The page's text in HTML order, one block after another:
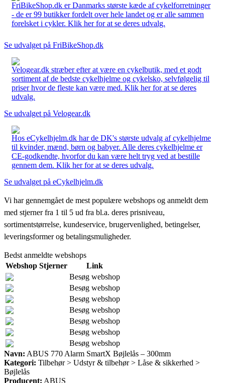
FriBikeShop.dk er Danmarks største kæde af cykelforretninger
- de er 99 butikker fordelt over hele landet og er alle sammen
forelsket i cykler. Klik her for at se deres udvalg.
Se udvalget på FriBikeShop.dk
Velogear.dk stræber efter at være en cykelbutik, med et godt
sortiment af de bedste cykelhjelme og cykelsko, selvfølgelig til
priser hvor de fleste kan være med. Klik her for at se deres
udvalg.
Se udvalget på Velogear.dk
Hos eCykelhjelm.dk har de DK's største udvalg af cykelhjelme
til kvinder, mænd, børn og babyer. Alle deres cykelhjelme er
CE-godkendte, hvorfor du kan være helt tryg ved at bestille
gennem dem. Klik her for at se deres udvalg.
Se udvalget på eCykelhjelm.dk
Vi har gennemgået de mest populære webshops og anmeldt dem
med stjerner fra 1 til 5 ud fra bl.a. deres prisniveau,
sortimentstørrelse, kundeservice, brugervenlighed, betingelser,
leveringsformer og betalingsmuligheder.
Bedst anmeldte webshops
Webshop Stjerner
Link
Besøg webshop
Besøg webshop
Besøg webshop
Besøg webshop
Besøg webshop
Besøg webshop
Besøg webshop
Navn: ABUS 770 Alarm SmartX Bøjlelås – 300mm
Kategori: Tilbehør > Udstyr & tilbehør > Låse & sikkerhed >
Bøjlelås
Producent: ABUS